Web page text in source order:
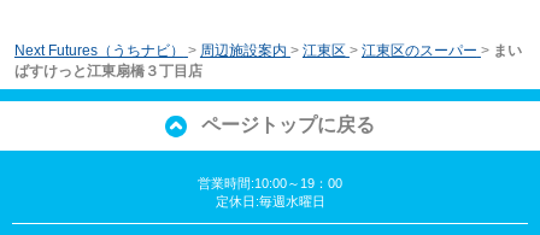
Next Futures（うちナビ） > 周辺施設案内 > 江東区 > 江東区のスーパー > まい
ばすけっと江東扇橋３丁目店
ページトップに戻る
営業時間:10:00～19：00
定休日:毎週水曜日